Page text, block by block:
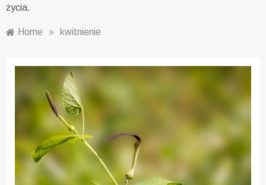
życia.
Home » kwitnienie